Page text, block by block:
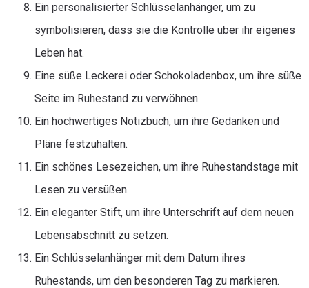
Ein personalisierter Schlüsselanhänger, um zu
symbolisieren, dass sie die Kontrolle über ihr eigenes
Leben hat.
Eine süße Leckerei oder Schokoladenbox, um ihre süße
Seite im Ruhestand zu verwöhnen.
Ein hochwertiges Notizbuch, um ihre Gedanken und
Pläne festzuhalten.
Ein schönes Lesezeichen, um ihre Ruhestandstage mit
Lesen zu versüßen.
Ein eleganter Stift, um ihre Unterschrift auf dem neuen
Lebensabschnitt zu setzen.
Ein Schlüsselanhänger mit dem Datum ihres
Ruhestands, um den besonderen Tag zu markieren.